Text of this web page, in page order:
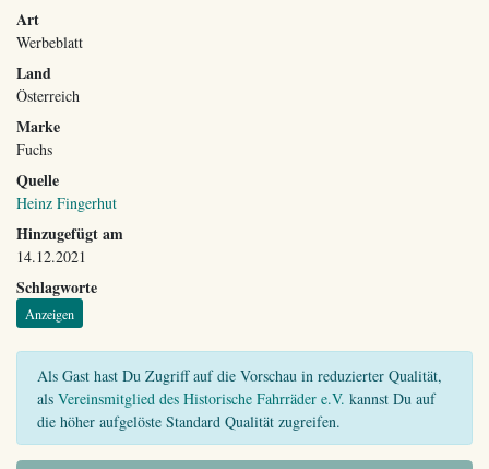
Art
Werbeblatt
Land
Österreich
Marke
Fuchs
Quelle
Heinz Fingerhut
Hinzugefügt am
14.12.2021
Schlagworte
Anzeigen
Als Gast hast Du Zugriff auf die Vorschau in reduzierter Qualität,
als Vereinsmitglied des Historische Fahrräder e.V. kannst Du auf
die höher aufgelöste Standard Qualität zugreifen.